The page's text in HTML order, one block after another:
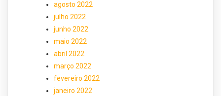
agosto 2022
julho 2022
junho 2022
maio 2022
abril 2022
março 2022
fevereiro 2022
janeiro 2022